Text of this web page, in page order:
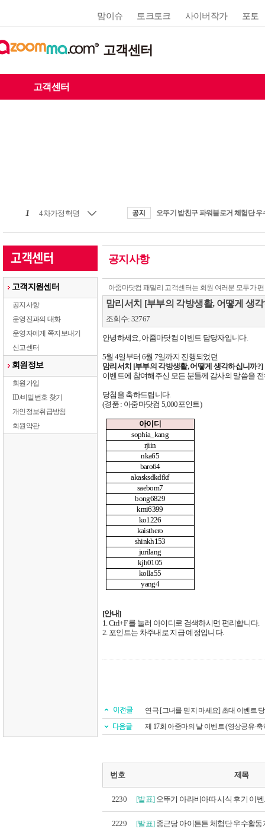
맘이슈 토크토크 사이버작가 포토
고객센터
고객센터
1 4차가정혁명
고객지원센터
공지사항
운영진과의 대화
운영자에게 쪽지보내기
신고센터
회원정보
회원가입
ID/비밀번호 찾기
개인정보취급방침
회원약관
공지사항
아줌마닷컴 패밀리 고객센터는 회원 여러분 모두가
맘리서치 [부부의 각방생활, 어떻게 생
조회수: 32767
안녕하세요,아줌마닷컴 이벤트 담당자입니다.
5월 4일부터 6월 7일까지 진행되었던
맘리서치 [부부의 각방생활,어떻게 생각하십니까?]
이벤트에 참여해주신 모든 분들께 감사의 말씀을
당첨을 축하드립니다.
(경품 : 아줌마닷컴 5,000포인트)
아이디
sophia_kang
rjiin
nka65
baro64
akasksdkdfkf
saebom7
bong6829
kmi6399
ko1226
kaisthero
shinkh153
jurilang
kjh0105
kolla55
yang4
[안내]
1. Ctrl+F를 눌러 아이디로 검색하시면 편리합니다.
2. 포인트는 차주내로 지급 예정입니다.
연극 [그녀를 믿지 마세요] 초대 이벤트
제 17회 아줌마의 날 이벤트 (영상공유·
번호 제목
2230 [발표] 오뚜기 아라비아따 시식 후기 이벤
2229 [발표] 종근당 아이튼튼 체험단 우수활동